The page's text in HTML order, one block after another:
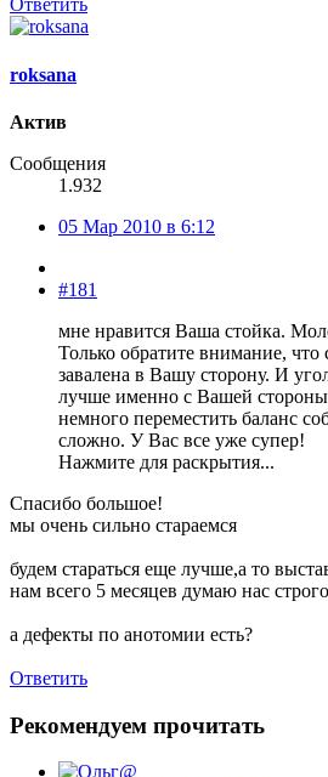
Ответить
roksana
Актив
Сообщения
1.932
05 Мар 2010 в 6:12
#181
мне нравится Ваша стойка.
Только обратите внимание, что
завалена в Вашу сторону. И
лучше именно с Вашей
немного переместить баланс
сложно. У Вас все уже супер!
Нажмите для раскрытия...
Спасибо большое!
мы очень сильно стараемся
будем стараться еще лучше,а то
нам всего 5 месяцев думаю нас
а дефекты по анотомии есть?
Ответить
Рекомендуем прочитать